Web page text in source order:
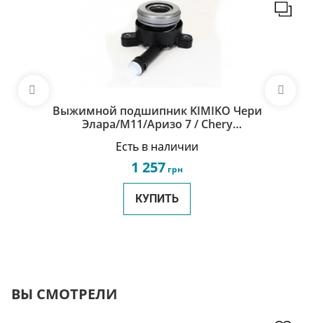
Выжимной подшипник KIMIKO Чери
Элара/М11/Аризо 7 / Chery
Есть в наличии
1 257 грн
КУПИТЬ
ВЫ СМОТРЕЛИ